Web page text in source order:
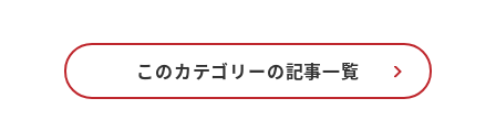
このカテゴリーの記事一覧